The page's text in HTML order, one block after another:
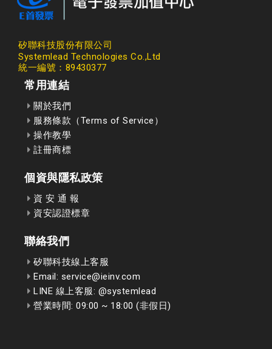
矽聯科技股份有限公司
Systemlead Technologies Co.,Ltd
統一編號：89430377
常用連結
關於我們
服務條款（Terms of Service）
操作教學
註冊商標
個資與隱私政策
資 安 通 報
資安認證標章
聯絡我們
矽聯科技線上客服
Email: service@ieinv.com
LINE 線上客服: @systemlead
營業時間: 09:00 ~ 18:00 (非假日)